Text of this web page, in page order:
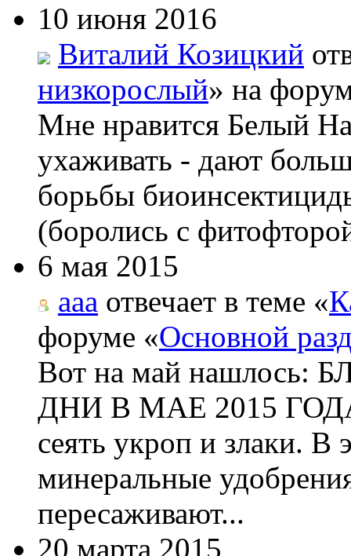
10 июня 2016
Виталий Козицкий
низкорослый» на
Мне нравится Белый
ухаживать - дают
борьбы
(боролись с
6 мая 2015
aaa отвечает в теме «
форуме «Основной
Вот на май
ДНИ В МАЕ 2015 ГОДА
сеять укроп и злаки. В
минеральные
пересаживают...
20 марта 2015